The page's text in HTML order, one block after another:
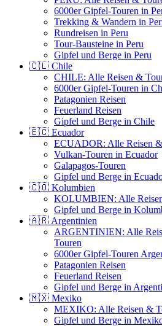
6000er Gipfel-Touren in
Trekking & Wandern in
Rundreisen in Peru
Tour-Bausteine in Peru
Gipfel und Berge in Peru
🇨🇱 Chile
CHILE: Alle Reisen &
6000er Gipfel-Touren in
Patagonien Reisen
Feuerland Reisen
Gipfel und Berge in Chile
🇪🇨 Ecuador
ECUADOR: Alle Reisen
Vulkan-Touren in Ecuador
Galapagos-Touren
Gipfel und Berge in
🇨🇴 Kolumbien
KOLUMBIEN: Alle
Gipfel und Berge in
🇦🇷 Argentinien
ARGENTINIEN: Alle
Touren
6000er Gipfel-Touren
Patagonien Reisen
Feuerland Reisen
Gipfel und Berge in
🇲🇽 Mexiko
MEXIKO: Alle Reisen &
Gipfel und Berge in